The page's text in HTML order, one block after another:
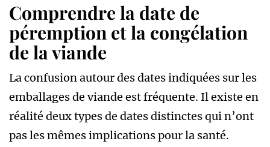
Comprendre la date de
péremption et la congélation
de la viande
La confusion autour des dates indiquées sur les
emballages de viande est fréquente. Il existe en
réalité deux types de dates distinctes qui n’ont
pas les mêmes implications pour la santé.